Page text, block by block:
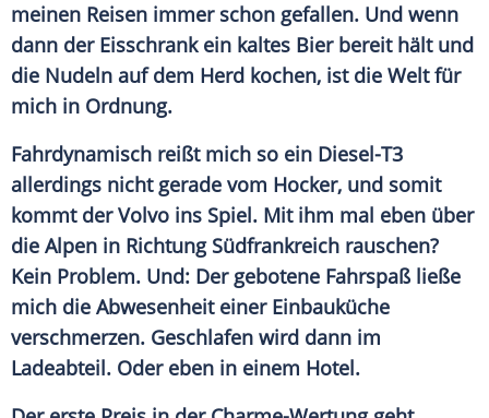
meinen Reisen immer schon gefallen. Und wenn
dann der Eisschrankein kaltes Bier bereit hält und
die Nudeln auf dem Herd kochen, ist die Welt für
mich in Ordnung.
Fahrdynamisch reißt mich so ein Diesel-T3
allerdings nicht gerade vom Hocker, und somit
kommt derVolvo ins Spiel. Mit ihm mal eben über
die Alpen in Richtung Südfrankreich rauschen?
Kein Problem. Und: Der gebotene Fahrspaß ließe
mich die Abwesenheit einer Einbauküche
verschmerzen. Geschlafen wird dann im
Ladeabteil. Oder eben in einem Hotel.